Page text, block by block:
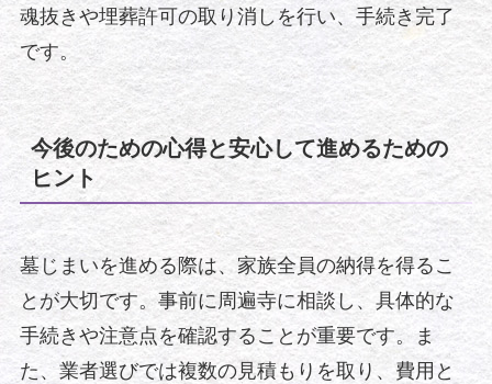
魂抜きや埋葬許可の取り消しを行い、手続き完了
です。
今後のための心得と安心して進めるための
ヒント
墓じまいを進める際は、家族全員の納得を得るこ
とが大切です。事前に周遍寺に相談し、具体的な
手続きや注意点を確認することが重要です。ま
た、業者選びでは複数の見積もりを取り、費用と